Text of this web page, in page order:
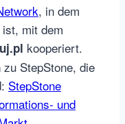
, in dem
mit dem
kooperiert.
StepStone, die
StepStone
und